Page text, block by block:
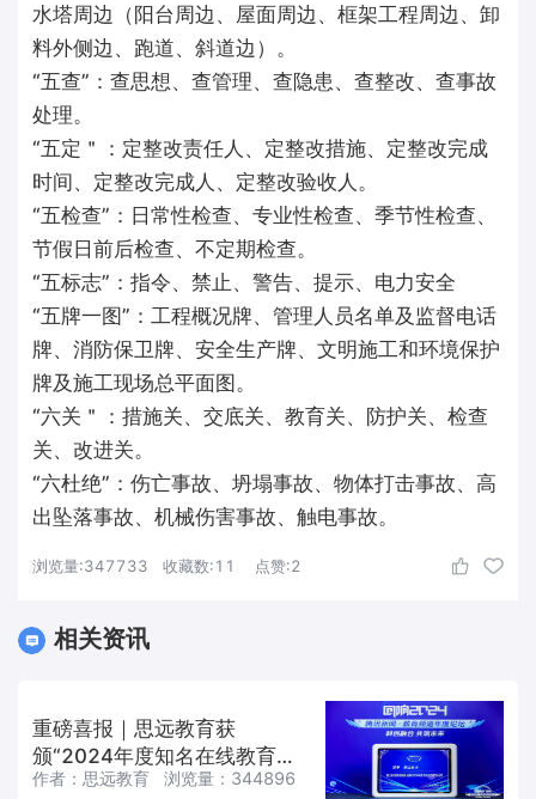
水塔周边（阳台周边、屋面周边、框架工程周边、卸
料外侧边、跑道、斜道边）。
“五查”：查思想、查管理、查隐患、查整改、查事故
处理。
“五定＂：定整改责任人、定整改措施、定整改完成
时间、定整改完成人、定整改验收人。
“五检查”：日常性检查、专业性检查、季节性检查、
节假日前后检查、不定期检查。
“五标志”：指令、禁止、警告、提示、电力安全
“五牌一图”：工程概况牌、管理人员名单及监督电话
牌、消防保卫牌、安全生产牌、文明施工和环境保护
牌及施工现场总平面图。
“六关＂：措施关、交底关、教育关、防护关、检查
关、改进关。
“六杜绝”：伤亡事故、坍塌事故、物体打击事故、高
出坠落事故、机械伤害事故、触电事故。
浏览量:347733 收藏数:11 点赞:2
相关资讯
重磅喜报｜思远教育获
颁“2024年度知名在线教育品
牌”殊荣
作者： 思远教育浏览量： 344896